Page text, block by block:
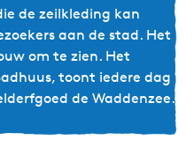
de zeilkleding kan
aan de stad. Het
om te zien. Het
toont iedere dag
de Waddenzee.